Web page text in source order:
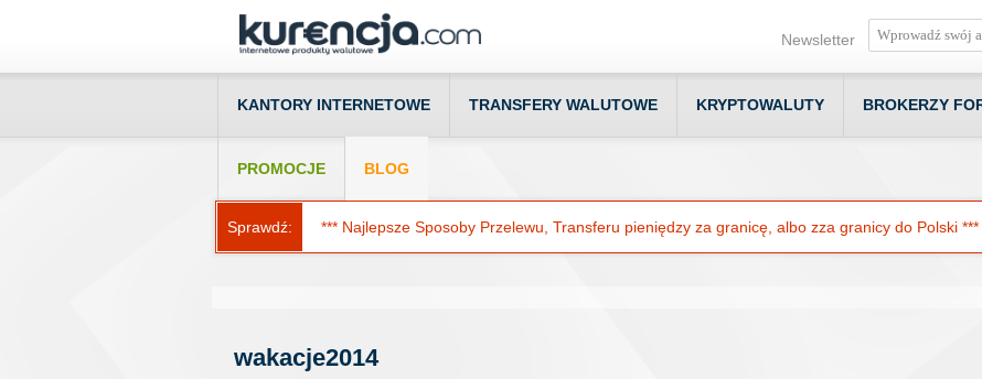
Newsletter
KANTORY INTERNETOWE TRANSFERY WALUTOWE KRYPTOWALUTY BROKERZY
PROMOCJE BLOG
Sprawdź: *** Najlepsze Sposoby Przelewu, Transferu pieniędzy za granicę, albo zza granicy do Polski ***
wakacje2014